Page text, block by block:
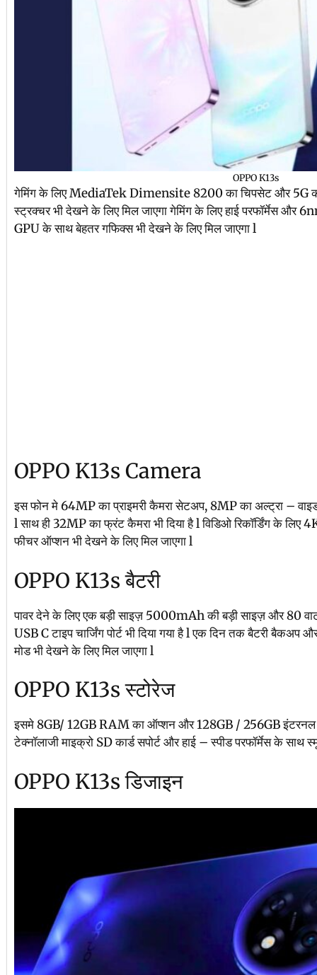
OPPO K13s
गेमिंग के लिए MediaTek Dimensite 8200 का चिपसेट और 5G का
स्ट्रक्चर भी देखने के लिए मिल जाएगा गेमिंग के लिए हाई परफॉर्मेस और
GPU के साथ बेहतर गफिक्स भी देखने के लिए मिल जाएगा l
OPPO K13s Camera
इस फोन मे 64MP का प्राइमरी कैमरा सेटअप, 8MP का अल्ट्रा –
l साथ ही 32MP का फ्रंट कैमरा भी दिया है l विडिओ रिकॉर्डिंग के लिए
फीचर ऑप्शन भी देखने के लिए मिल जाएगा l
OPPO K13s बैटरी
पावर देने के लिए एक बड़ी साइज़ 5000mAh की बड़ी साइज़ और 80 वाट
USB C टाइप चार्जिंग पोर्ट भी दिया गया है l एक दिन तक बैटरी बैकअप
मोड भी देखने के लिए मिल जाएगा l
OPPO K13s स्टोरेज
इसमे 8GB/ 12GB RAM का ऑप्शन और 128GB / 256GB इंटरनल
टेक्नॉलाजी माइक्रो SD कार्ड सपोर्ट और हाई – स्पीड परफॉर्मेस के साथ
OPPO K13s डिजाइन